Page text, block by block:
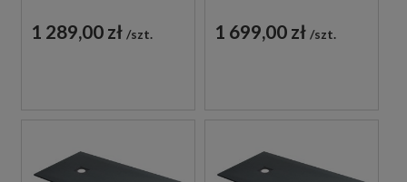
1 289,00 zł szt. 1 699,00 zł szt.